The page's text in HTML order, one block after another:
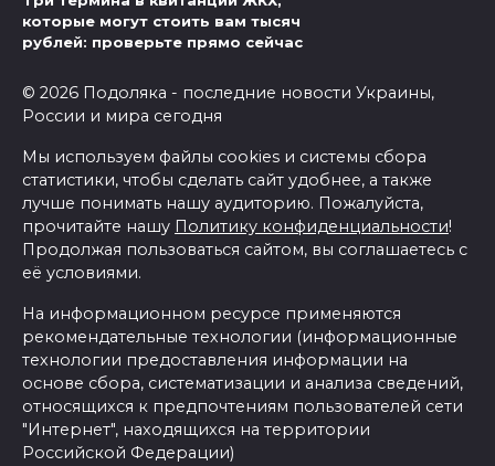
которые могут стоить вам тысяч
рублей: проверьте прямо сейчас
© 2026 Подоляка - последние новости Украины,
России и мира сегодня
Мы используем файлы cookies и системы сбора
статистики, чтобы сделать сайт удобнее, а также
лучше понимать нашу аудиторию. Пожалуйста,
прочитайте нашу Политику конфиденциальности!
Продолжая пользоваться сайтом, вы соглашаетесь с
её условиями.
На информационном ресурсе применяются
рекомендательные технологии (информационные
технологии предоставления информации на
основе сбора, систематизации и анализа сведений,
относящихся к предпочтениям пользователей сети
"Интернет", находящихся на территории
Российской Федерации)